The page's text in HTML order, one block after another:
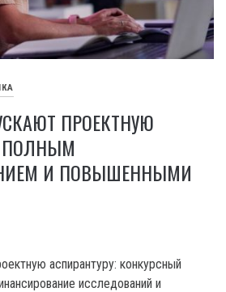
ПРОЕКТНУЮ
ПОЛНЫМ
И ПОВЫШЕННЫМИ
аспирантуру: конкурсный
исследований и